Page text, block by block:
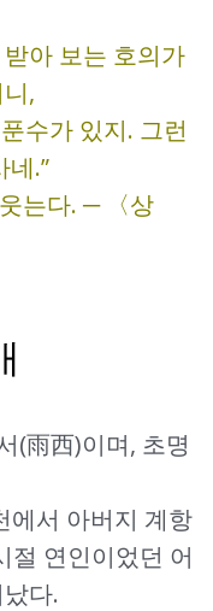
아 보는 호의가
,
수가 있지. 그런
네.”
는다. ─ 〈상
(雨西)이며, 초명
에서 아버지 계항
절 연인이었던 어
다.